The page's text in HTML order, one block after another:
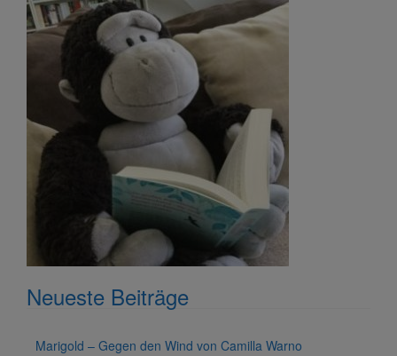
Neueste Beiträge
Marigold – Gegen den Wind von Camilla Warno